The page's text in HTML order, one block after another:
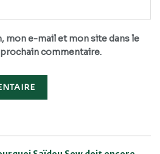
mon e-mail et mon site dans le
commentaire.